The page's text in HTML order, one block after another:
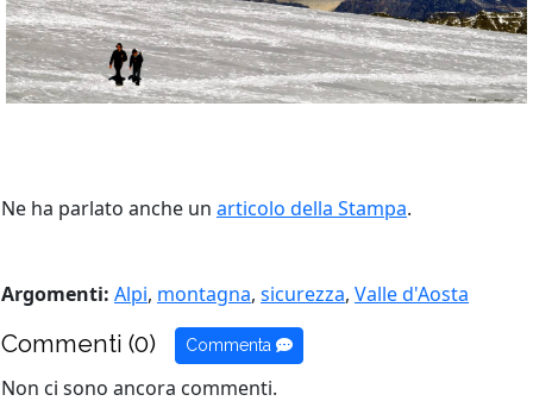
Ne ha parlato anche un articolo della Stampa.
Argomenti: Alpi, montagna, sicurezza, Valle d'Aosta
Commenti (0) Commenta
Non ci sono ancora commenti.